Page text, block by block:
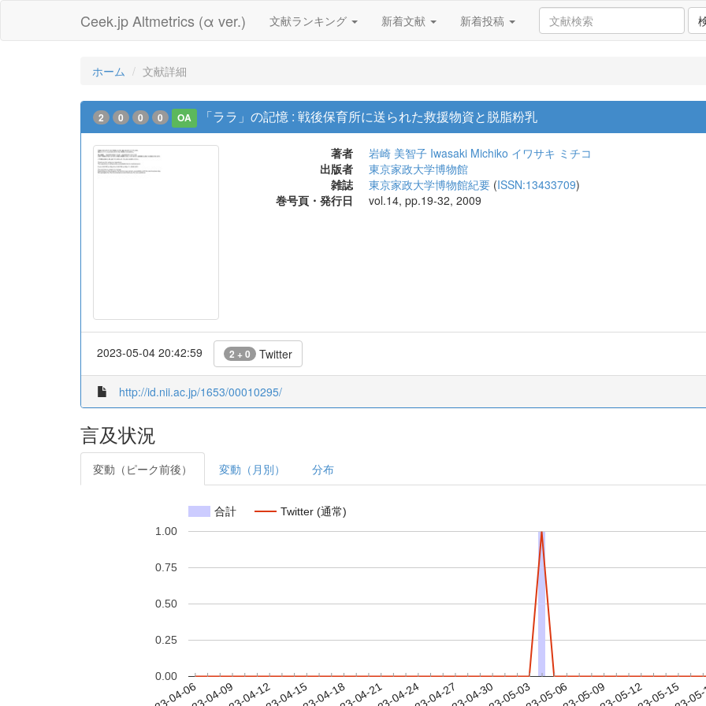
Ceek.jp Altmetrics (α ver.) 文献ランキング 新着文献 新着投稿
ホーム 文献詳細
2 0 0 0 OA 「ララ」の記憶 : 戦後保育所に送られた救援物資と脱脂粉乳
著者 岩崎 美智子 Iwasaki Michiko イワサキ ミチコ
出版者
東京家政大学博物館
雑誌
東京家政大学博物館紀要 (ISSN:13433709)
巻号頁・発行日
vol.14, pp.19-32, 2009
2023-05-04 20:42:59 2 + 0 Twitter
http://id.nii.ac.jp/1653/00010295/
言及状況
変動（ピーク前後） 変動（月別） 分布
合計 Twitter (通常)
0.00
0.25
0.50
0.75
1.00